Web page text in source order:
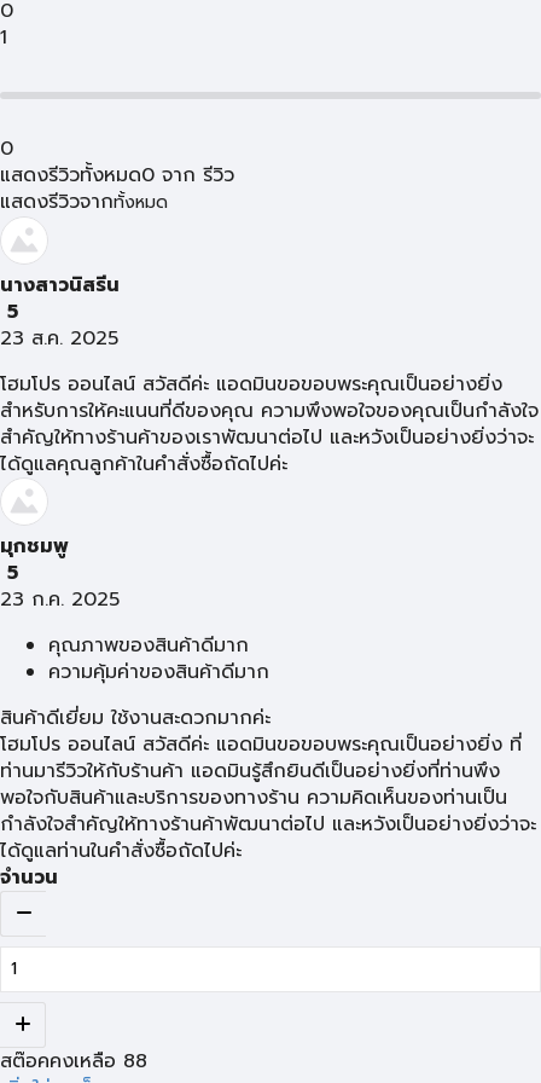
0
1
0
แสดงรีวิวทั้งหมด0 จาก รีวิว
แสดงรีวิวจากทั้งหมด
นางสาวนิสรีน
5
23 ส.ค. 2025
โฮมโปร ออนไลน์ สวัสดีค่ะ แอดมินขอขอบพระคุณเป็นอย่างยิ่ง
สำหรับการให้คะแนนที่ดีของคุณ ความพึงพอใจของคุณเป็นกำลังใจ
สำคัญให้ทางร้านค้าของเราพัฒนาต่อไป และหวังเป็นอย่างยิ่งว่าจะ
ได้ดูแลคุณลูกค้าในคำสั่งซื้อถัดไปค่ะ
มุกชมพู
5
23 ก.ค. 2025
คุณภาพของสินค้าดีมาก
ความคุ้มค่าของสินค้าดีมาก
สินค้าดีเยี่ยม ใช้งานสะดวกมากค่ะ
โฮมโปร ออนไลน์ สวัสดีค่ะ แอดมินขอขอบพระคุณเป็นอย่างยิ่ง ที่
ท่านมารีวิวให้กับร้านค้า แอดมินรู้สึกยินดีเป็นอย่างยิ่งที่ท่านพึง
พอใจกับสินค้าและบริการของทางร้าน ความคิดเห็นของท่านเป็น
กำลังใจสำคัญให้ทางร้านค้าพัฒนาต่อไป และหวังเป็นอย่างยิ่งว่าจะ
ได้ดูแลท่านในคำสั่งซื้อถัดไปค่ะ
จำนวน
สต๊อคคงเหลือ 88